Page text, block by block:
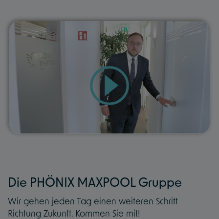
Die PHÖNIX MAXPOOL Gruppe
Wir gehen jeden Tag einen weiteren Schritt
Richtung Zukunft. Kommen Sie mit!